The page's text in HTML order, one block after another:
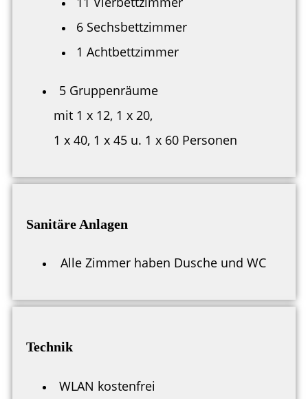
6 Sechsbettzimmer
1 Achtbettzimmer
5 Gruppenräume
mit 1 x 12, 1 x 20,
1 x 40, 1 x 45 u. 1 x 60 Personen
Sanitäre Anlagen
Alle Zimmer haben Dusche und WC
Technik
WLAN kostenfrei